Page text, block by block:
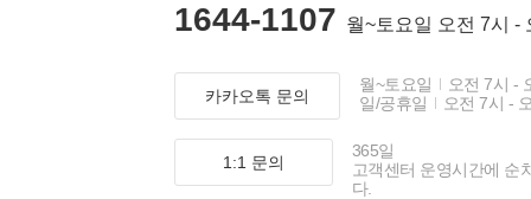
1644-1107 월~토요일 오전 7시 -
카카오톡 문의
월~토요일
오전 7시 -
일/공휴일
오전 7시 -
1:1 문의
365일
고객센터 운영시간에 순
다.